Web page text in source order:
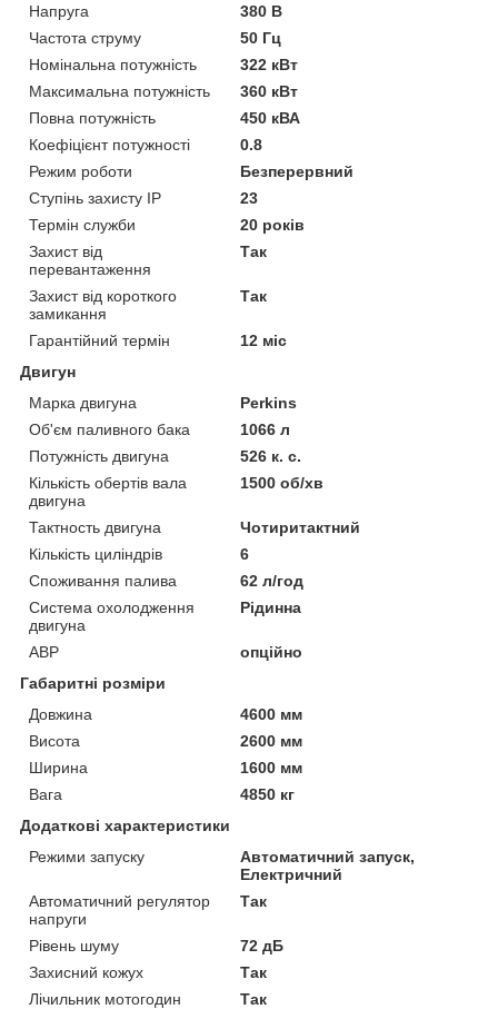
Напруга
380 В
Частота струму
50 Гц
Номінальна потужність
322 кВт
Максимальна потужність
360 кВт
Повна потужність
450 кВА
Коефіцієнт потужності
0.8
Режим роботи
Безперервний
Ступінь захисту IP
23
Термін служби
20 років
Захист від
перевантаження
Так
Захист від короткого
замикання
Так
Гарантійний термін
12 міс
Двигун
Марка двигуна
Perkins
Об'єм паливного бака
1066 л
Потужність двигуна
526 к. с.
Кількість обертів вала
двигуна
1500 об/хв
Тактность двигуна
Чотиритактний
Кількість циліндрів
6
Споживання палива
62 л/год
Система охолодження
двигуна
Рідинна
АВР
опційно
Габаритні розміри
Довжина
4600 мм
Висота
2600 мм
Ширина
1600 мм
Вага
4850 кг
Додаткові характеристики
Режими запуску
Автоматичний запуск,
Електричний
Автоматичний регулятор
напруги
Так
Рівень шуму
72 дБ
Захисний кожух
Так
Лічильник мотогодин
Так